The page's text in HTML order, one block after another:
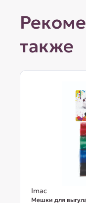
также
Imac
Мешки для